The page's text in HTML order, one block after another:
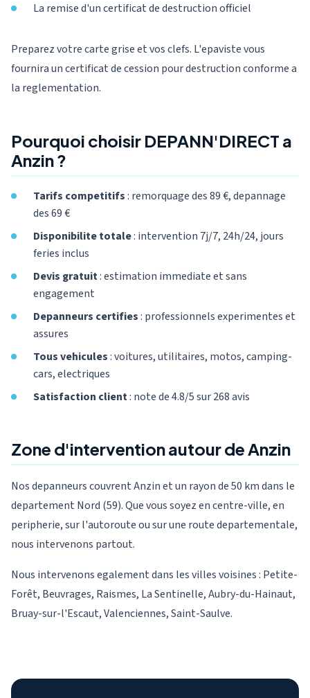
La remise d'un certificat de destruction officiel
Preparez votre carte grise et vos clefs. L'epaviste vous
fournira un certificat de cession pour destruction conforme a
la reglementation.
Pourquoi choisir DEPANN'DIRECT a
Anzin ?
Tarifs competitifs: remorquage des 89 €, depannage
des 69 €
Disponibilite totale: intervention 7j/7, 24h/24, jours
feries inclus
Devis gratuit: estimation immediate et sans
engagement
Depanneurs certifies: professionnels experimentes et
assures
Tous vehicules: voitures, utilitaires, motos, camping-
cars, electriques
Satisfaction client: note de 4.8/5 sur 268 avis
Zone d'intervention autour de Anzin
Nos depanneurs couvrent Anzin et un rayon de 50 km dans le
departement Nord (59). Que vous soyez en centre-ville, en
peripherie, sur l'autoroute ou sur une route departementale,
nous intervenons partout.
Nous intervenons egalement dans les villes voisines : Petite-
Forêt, Beuvrages, Raismes, La Sentinelle, Aubry-du-Hainaut,
Bruay-sur-l'Escaut, Valenciennes, Saint-Saulve.